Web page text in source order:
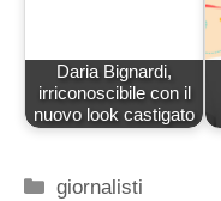
Daria Bignardi,
irriconoscibile con il
nuovo look castigato
Categorie
giornalisti